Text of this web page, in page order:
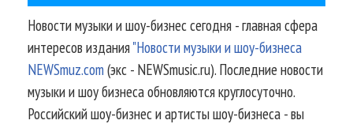
Новости музыки и шоу-бизнес сегодня - главная сфера
интересов издания"Новости музыки и шоу-бизнеса
NEWSmuz.com(экс - NEWSmusic.ru). Последние новости
музыки и шоу бизнеса обновляются круглосуточно.
Российский шоу-бизнес и артисты шоу-бизнеса - вы